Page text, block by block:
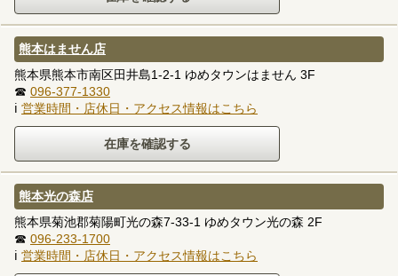
熊本はません店
熊本県熊本市南区田井島1-2-1 ゆめタウンはません 3F
☎ 096-377-1330
ℹ 営業時間・店休日・アクセス情報はこちら
熊本光の森店
熊本県菊池郡菊陽町光の森7-33-1 ゆめタウン光の森 2F
☎ 096-233-1700
ℹ 営業時間・店休日・アクセス情報はこちら